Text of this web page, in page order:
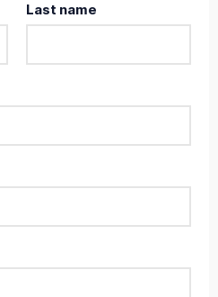
Last name